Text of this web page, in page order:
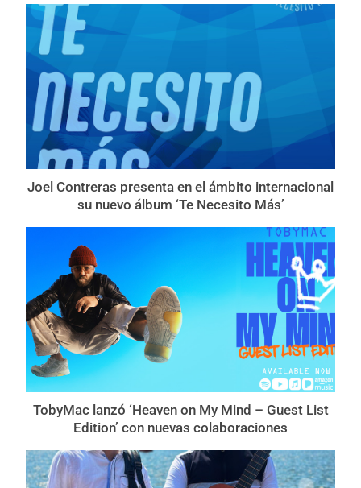
Joel Contreras presenta en el ámbito internacional
su nuevo álbum ‘Te Necesito Más’
TobyMac lanzó ‘Heaven on My Mind – Guest List
Edition’ con nuevas colaboraciones